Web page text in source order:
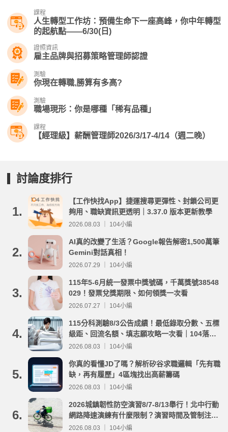
課程
人生轉型工作坊：預備生命下一座高峰，你中年轉型
的起航點——6/30(日)
證照資訊
雇主品牌與招募策略管理師認證
測驗
你現在轉職,勝算有多高?
測驗
職場現形：你是哪種「稀有品種」
課程
【經理級】薪酬管理師2026/3/17-4/14（週二晚）
討論度排行
1.
【工作快找App】捷運搜尋更彈性、封鎖公司更
夠用、職缺資訊更透明｜3.37.0 版本更新教學
2026.08.03 ｜ 104小編
2.
AI真的改變了生活？Google報告解密1,500萬筆
Gemini對話真相！
2026.07.29 ｜ 104小編
3.
115年5-6月統一發票中獎號碼，千萬獎號38548
029！發票兌獎期限、如何領獎一次看
2026.07.27 ｜ 104小編
4.
115分科測驗8/3公告成績！最低錄取分數、五標
級距、回流名額、填志願攻略一次看｜104落點
分析
2026.08.03 ｜ 104小編
5.
你真的看懂JD了嗎？解析矽谷求職邏輯「先有職
缺，再有履歷」4區塊找出高薪籌碼
2026.08.03 ｜ 104小編
6.
2026城鎮韌性防空演習8/7-8/13舉行！北中行動
網路降速演練有什麼限制？演習時間及管制注意
事項整理
2026.08.03 ｜ 104小編